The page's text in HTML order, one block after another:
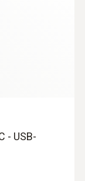
- USB-